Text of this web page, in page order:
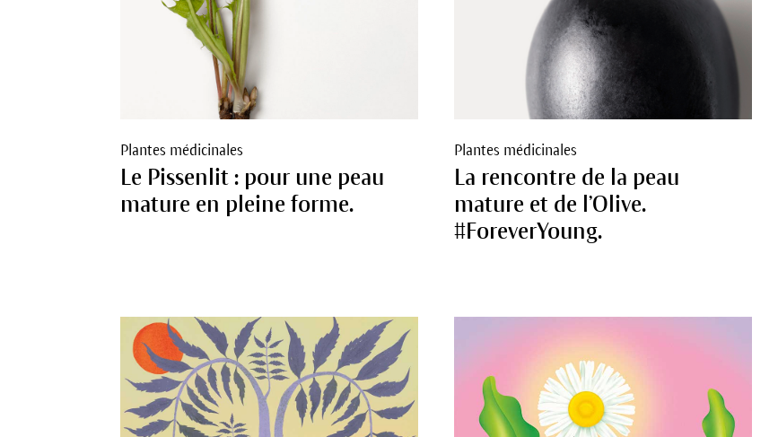
Plantes médicinales
Le Pissenlit : pour une peau
mature en pleine forme.
Plantes médicinales
La rencontre de la peau
mature et de l’Olive.
#ForeverYoung.